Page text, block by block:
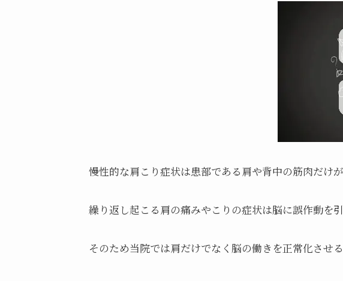
慢性的な肩こり症状は患部である肩や背中の筋肉だけ
繰り返し起こる肩の痛みやこりの症状は脳に誤作動を
そのため当院では肩だけでなく脳の働きを正常化させ